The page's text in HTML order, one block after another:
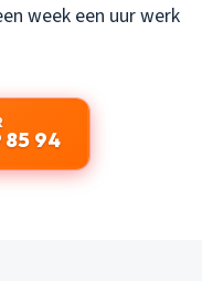
week een uur werk
85 94